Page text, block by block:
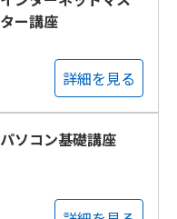
ター講座
詳細を見る
パソコン基礎講座